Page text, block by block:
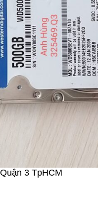
3 TpHCM